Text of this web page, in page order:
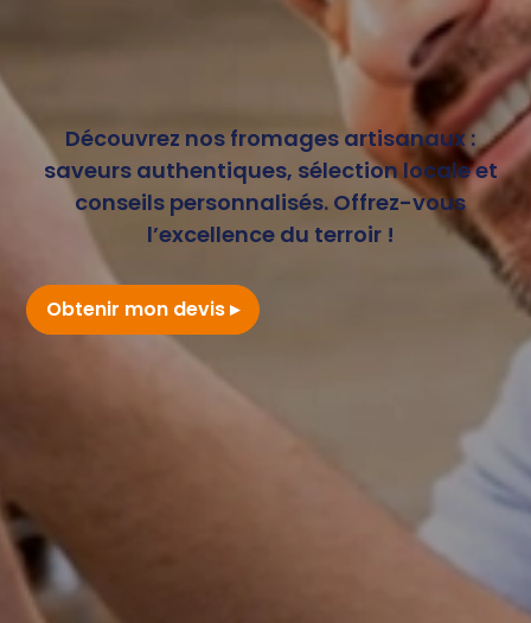
Découvrez nos fromages artisanaux :
saveurs authentiques, sélection locale et
conseils personnalisés. Offrez-vous
l’excellence du terroir !
Obtenir mon devis